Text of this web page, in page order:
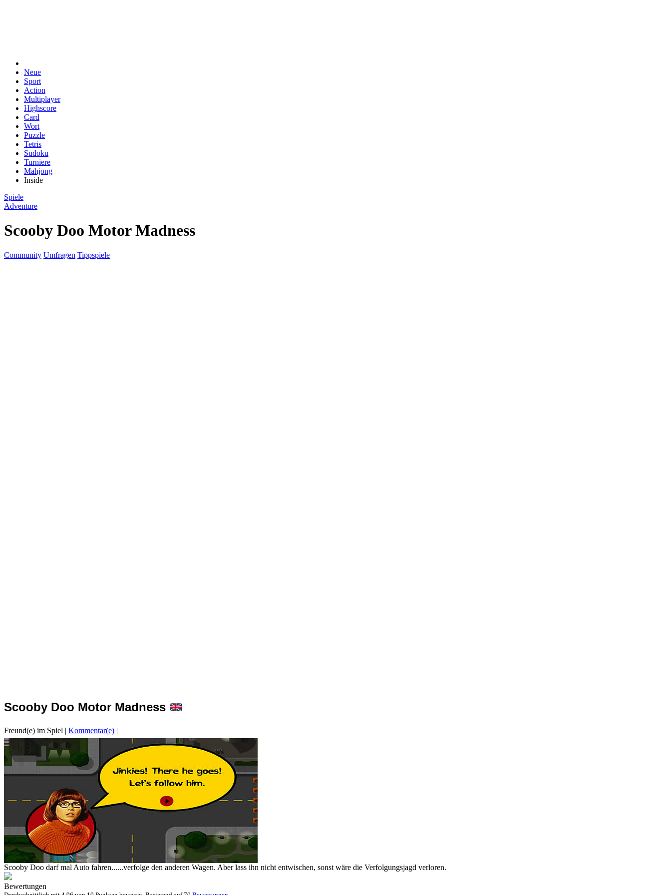
Neue
Sport
Action
Multiplayer
Highscore
Card
Wort
Puzzle
Tetris
Sudoku
Turniere
Mahjong
Inside
Spiele
Adventure
Scooby Doo Motor Madness
Community Umfragen Tippspiele
Scooby Doo Motor Madness
Freund(e) im Spiel | Kommentar(e) |
Scooby Doo darf mal Auto fahren......verfolge den anderen Wagen. Aber lass ihn nicht entwischen, sonst wäre die Verfolgungsjagd verloren.
Bewertungen